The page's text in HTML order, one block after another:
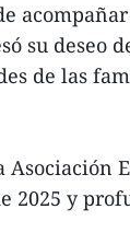
su deseo
de las
Asociación
2025 y